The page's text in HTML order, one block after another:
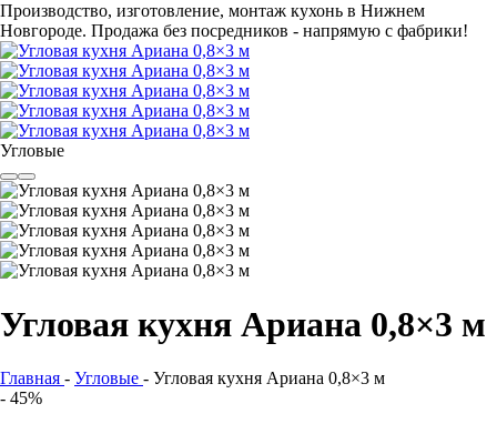
Производство, изготовление, монтаж кухонь в Нижнем
Новгороде. Продажа без посредников - напрямую с фабрики!
Угловые
Угловая кухня Ариана 0,8×3 м
Главная - Угловые - Угловая кухня Ариана 0,8×3 м
- 45%